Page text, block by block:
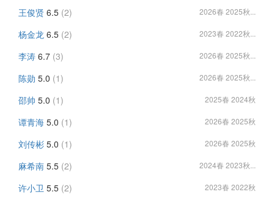
王俊贤 6.5 (2) 2026春 2025秋...
杨金龙 6.5 (2) 2023春 2022秋...
李涛 6.7 (3) 2026春 2025秋...
陈勋 5.0 (1) 2026春 2025秋...
邵帅 5.0 (1) 2025春 2024秋
谭青海 5.0 (1) 2026春 2025秋
刘传彬 5.0 (1) 2026春 2025秋
麻希南 5.5 (2) 2024春 2023秋...
许小卫 5.5 (2) 2023春 2022秋